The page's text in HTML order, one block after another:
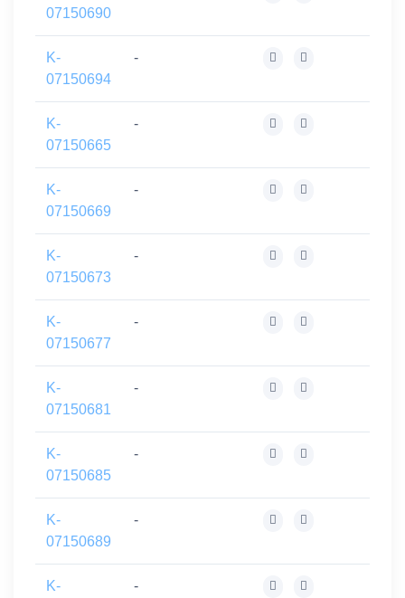
07150690
K-
07150694
-
K-
07150665
-
K-
07150669
-
K-
07150673
-
K-
07150677
-
K-
07150681
-
K-
07150685
-
K-
07150689
-
K- -